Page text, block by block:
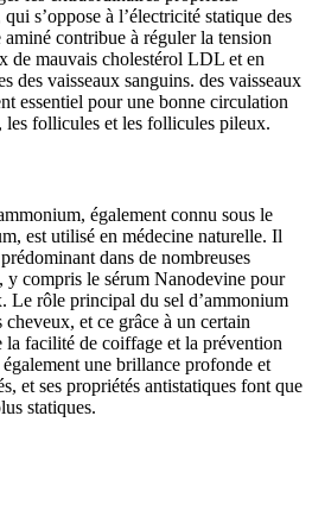
s’oppose à l’électricité statique des
contribue à réguler la tension
de mauvais cholestérol LDL et en
des vaisseaux sanguins. des vaisseaux
essentiel pour une bonne circulation
les follicules et les follicules pileux.
également connu sous le
est utilisé en médecine naturelle. Il
dans de nombreuses
, y compris le sérum Nanodevine pour
Le rôle principal du sel d’ammonium
et ce grâce à un certain
la facilité de coiffage et la prévention
une brillance profonde et
et ses propriétés antistatiques font que
statiques.